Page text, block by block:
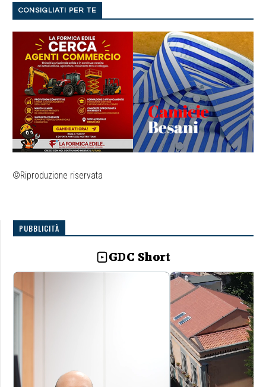
CONSIGLIATI PER TE
©Riproduzione riservata
PUBBLICITÀ
GDC Short